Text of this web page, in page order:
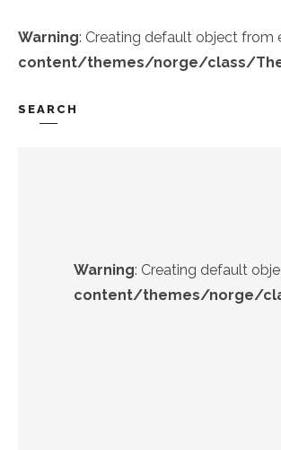
Warning: Creating default object from
content/themes/norge/class/
SEARCH
Warning: Creating default
content/themes/norge/